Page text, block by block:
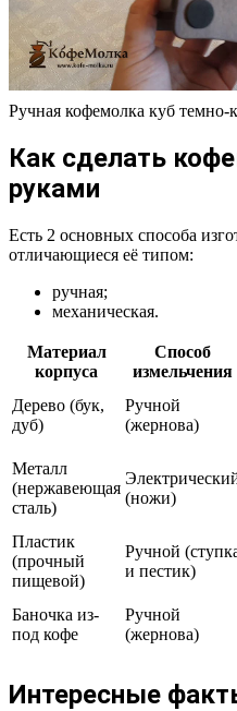
Ручная кофемолка куб темно-
Как сделать
руками
Есть 2 основных способа
отличающиеся её типом:
ручная;
механическая.
Материал
корпуса
Способ
измельчения
Дерево (бук,
дуб)
Ручной
(жернова)
Металл
(нержавеющая
сталь)
(ножи)
Пластик
(прочный
пищевой)
Ручной
и пестик)
Баночка из-
под кофе
Ручной
(жернова)
Интересные